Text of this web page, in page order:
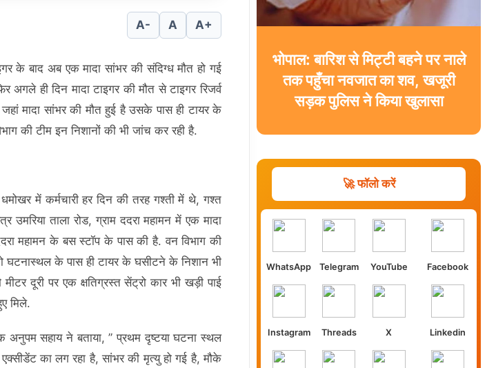
A- A A+
के बाद अब एक मादा सांभर की संदिग्ध मौत हो गई
अगले ही दिन मादा टाइगर की मौत से टाइगर रिजर्व
मादा सांभर की मौत हुई है उसके पास ही टायर के
की टीम इन निशानों की भी जांच कर रही है.
धमोखर में कर्मचारी हर दिन की तरह गश्ती में थे, गश्त
उमरिया ताला रोड, ग्राम ददरा महामन में एक मादा
महामन के बस स्टॉप के पास की है. वन विभाग की
के पास ही टायर के घसीटने के निशान भी
दूरी पर एक क्षतिग्रस्त सेंट्रो कार भी खड़ी पाई
मिले.
अनुपम सहाय ने बताया, ” प्रथम दृष्टया घटना स्थल
का लग रहा है, सांभर की मृत्यु हो गई है, मौके
भोपाल: बारिश से मिट्टी बहने पर नाले
तक पहुँचा नवजात का शव, खजूरी
सड़क पुलिस ने किया खुलासा
🚀 फॉलो करें
WhatsApp Telegram YouTube Facebook
Instagram Threads X Linkedin